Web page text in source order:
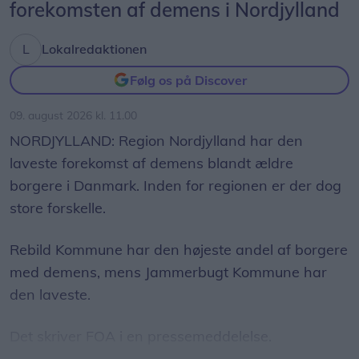
og en fantastisk anledning til at samles om Solen,
universet. Med Sol26 vil vi give danskerne en
fælles oplevelse – og inspirere til ny viden og
nysgerrighed på naturvidenskab, siger Tina Ibsen,
der er astrofysiker og en af initiativtagerne til
Sol26.
Herunder får man et overblik over, hvornår
solformørkelsen rammer forskellige steder i
forekomsten af demens i Nordjylland
Lokalredaktionen
Følg os på Discover
09. august 2026 kl. 11.00
NORDJYLLAND: Region Nordjylland har den
laveste forekomst af demens blandt ældre
borgere i Danmark. Inden for regionen er der dog
store forskelle.
Rebild Kommune har den højeste andel af borgere
med demens, mens Jammerbugt Kommune har
den laveste.